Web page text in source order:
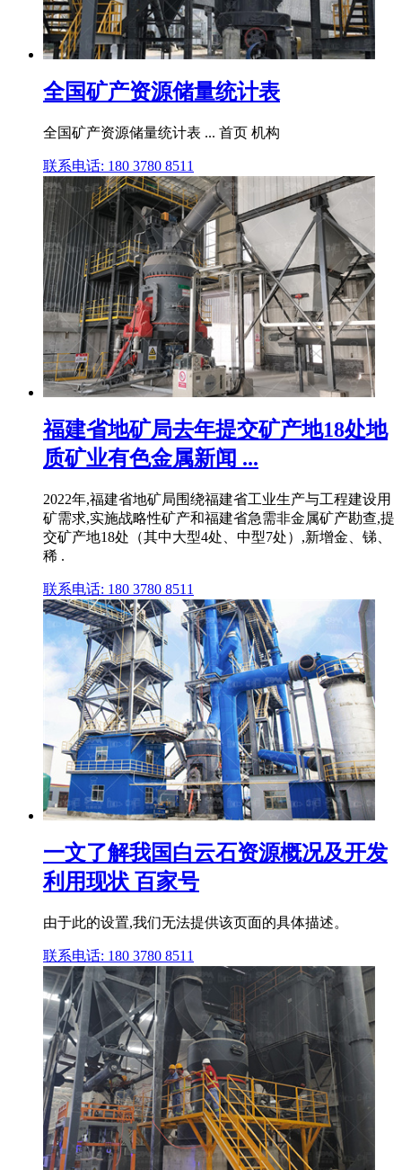
全国矿产资源储量统计表
全国矿产资源储量统计表 ... 首页 机构
联系电话: 180 3780 8511
福建省地矿局去年提交矿产地18处地
质矿业有色金属新闻 ...
2022年,福建省地矿局围绕福建省工业生产与工程建设用
矿需求,实施战略性矿产和福建省急需非金属矿产勘查,提
交矿产地18处（其中大型4处、中型7处）,新增金、锑、
稀 .
联系电话: 180 3780 8511
一文了解我国白云石资源概况及开发
利用现状 百家号
由于此的设置,我们无法提供该页面的具体描述。
联系电话: 180 3780 8511